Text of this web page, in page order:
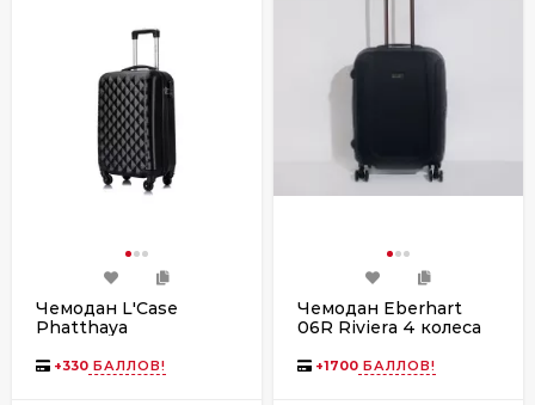
Чемодан L'Case
Phatthaya
+330 БАЛЛОВ!
Чемодан Eberhart
06R Riviera 4 колеса
+1700 БАЛЛОВ!